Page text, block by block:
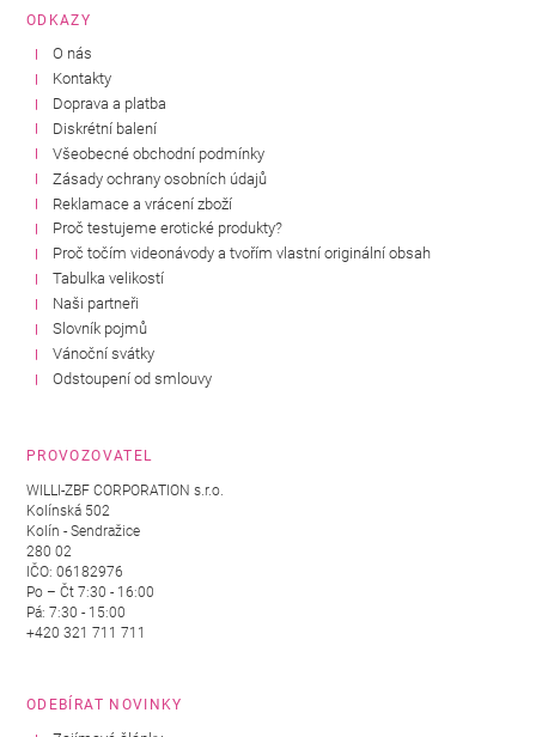
ODKAZY
O nás
Kontakty
Doprava a platba
Diskrétní balení
Všeobecné obchodní podmínky
Zásady ochrany osobních údajů
Reklamace a vrácení zboží
Proč testujeme erotické produkty?
Proč točím videonávody a tvořím vlastní originální obsah
Tabulka velikostí
Naši partneři
Slovník pojmů
Vánoční svátky
Odstoupení od smlouvy
PROVOZOVATEL
WILLI-ZBF CORPORATION s.r.o.
Kolínská 502
Kolín - Sendražice
280 02
IČO: 06182976
Po – Čt 7:30 - 16:00
Pá: 7:30 - 15:00
+420 321 711 711
ODEBÍRAT NOVINKY